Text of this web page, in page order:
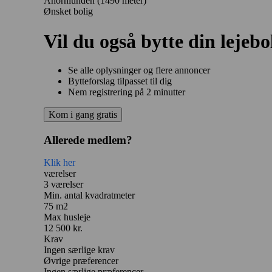
Ønsket bolig
Vil du også bytte din
Se alle oplysninger og flere annoncer
Bytteforslag tilpasset til dig
Nem registrering på 2 minutter
Kom i gang gratis
Allerede medlem?
Klik her
værelser
3 værelser
Min. antal kvadratmeter
75 m2
Max husleje
12 500 kr.
Krav
Ingen særlige krav
Øvrige præferencer